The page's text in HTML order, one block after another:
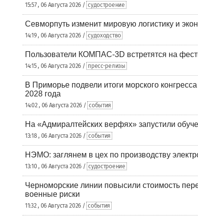
15:57 , 06 Августа 2026 / судостроение
Севморпуть изменит мировую логистику и
14:19 , 06 Августа 2026 / судоходство
Пользователи КОМПАС-3D встретятся на
14:15 , 06 Августа 2026 / пресс-релизы
В Приморье подвели итоги морского
2028 года
14:02 , 06 Августа 2026 / события
На «Адмиралтейских верфях» запустили
13:18 , 06 Августа 2026 / события
НЭМО: заглянем в цех по производству
13:10 , 06 Августа 2026 / судостроение
Черноморские линии повысили стоимость
военные риски
11:32 , 06 Августа 2026 / события